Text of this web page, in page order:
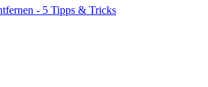
- 5 Tipps & Tricks